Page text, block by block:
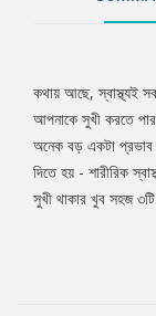
Tab
Article
কথায় আছে, স্বাস্থ্যই
আপনাকে সুখী করতে
অনেক বড় একটা প্রভাব
দিতে হয় - শারীরিক
সুখী থাকার খুব সহজ